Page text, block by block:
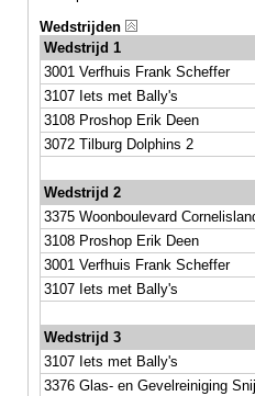
Wedstrijden
Wedstrijd 1
3001 Verfhuis Frank Scheffer
3107 Iets met Bally's
3108 Proshop Erik Deen
3072 Tilburg Dolphins 2
Wedstrijd 2
3375 Woonboulevard
3108 Proshop Erik Deen
3001 Verfhuis Frank Scheffer
3107 Iets met Bally's
Wedstrijd 3
3107 Iets met Bally's
3376 Glas- en Gevelreiniging